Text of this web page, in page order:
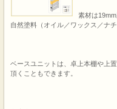
素材は
自然塗料（オイル／ワックス／ナチ
ベースユニットは、卓上本棚や上
頂くこともできます。